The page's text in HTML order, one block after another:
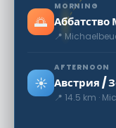
🌅
MORNING
📍
☀️
AFTERNOON
📍 14.5 km ·